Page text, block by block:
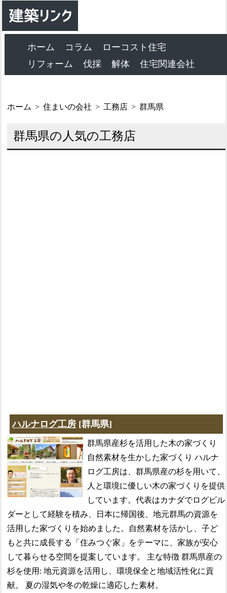
ホーム コラム
ローコスト住宅
リフォーム
伐採 解体 住宅関連会社
ホーム 住まいの会社 工務店 群馬県
群馬県の人気の工務店
ハルナログ工房 [群馬県]
群馬県産杉を活用した木の家づくり
自然素材を生かした家づくり ハルナ
ログ工房は、群馬県産の杉を用いて、
人と環境に優しい木の家づくりを提供
しています。代表はカナダでログビル
ダーとして経験を積み、日本に帰国後、地元群馬の資源を
活用した家づくりを始めました。自然素材を活かし、子ど
もと共に成長する「住みつぐ家」をテーマに、家族が安心
して暮らせる空間を提案しています。 主な特徴 群馬県産の
杉を使用: 地元資源を活用し、環境保全と地域活性化に貢
献。 夏の湿気や冬の乾燥に適応した素材。